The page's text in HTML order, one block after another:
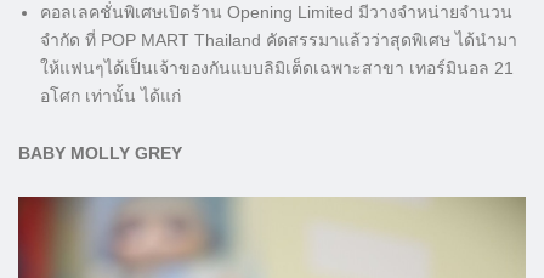
คอลเลคชั่นพิเศษเปิดร้าน Opening Limited มีวางจำหน่ายจำนวน
จำกัด ที่ POP MART Thailand คัดสรรมาแล้วว่าสุดพิเศษ ได้นำมา
ให้แฟนๆได้เป็นเจ้าของกันแบบลิมิเต็ดเฉพาะสาขา เทอร์มินอล 21
อโศก เท่านั้น ได้แก่
BABY MOLLY GREY